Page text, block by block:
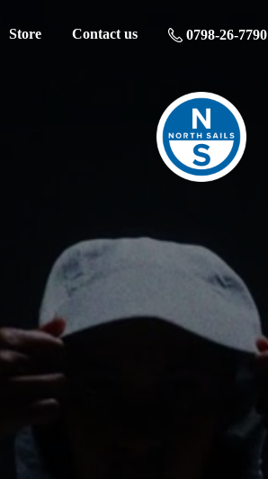
Store Contact us 0798-26-7790